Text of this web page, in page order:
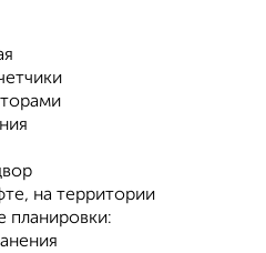
на территории
планировки: